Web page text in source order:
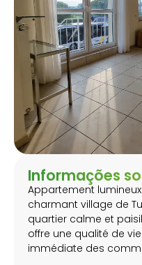
Informações
Appartement
charmant village de
quartier calme et
offre une qualité de
immédiate des